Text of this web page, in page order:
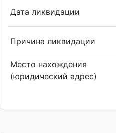
Дата ликвидации
Причина ликвидации
Место нахождения
(юридический адрес)